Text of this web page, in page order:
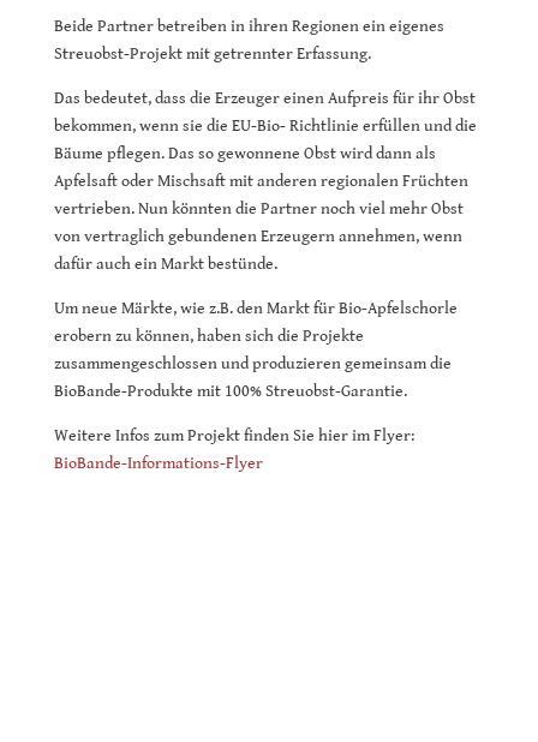
Beide Partner betreiben in ihren Regionen ein eigenes
Streuobst-Projekt mit getrennter Erfassung.
Das bedeutet, dass die Erzeuger einen Aufpreis für ihr Obst
bekommen, wenn sie die EU-Bio- Richtlinie erfüllen und die
Bäume pflegen. Das so gewonnene Obst wird dann als
Apfelsaft oder Mischsaft mit anderen regionalen Früchten
vertrieben. Nun könnten die Partner noch viel mehr Obst
von vertraglich gebundenen Erzeugern annehmen, wenn
dafür auch ein Markt bestünde.
Um neue Märkte, wie z.B. den Markt für Bio-Apfelschorle
erobern zu können, haben sich die Projekte
zusammengeschlossen und produzieren gemeinsam die
BioBande-Produkte mit 100% Streuobst-Garantie.
Weitere Infos zum Projekt finden Sie hier im Flyer:
BioBande-Informations-Flyer